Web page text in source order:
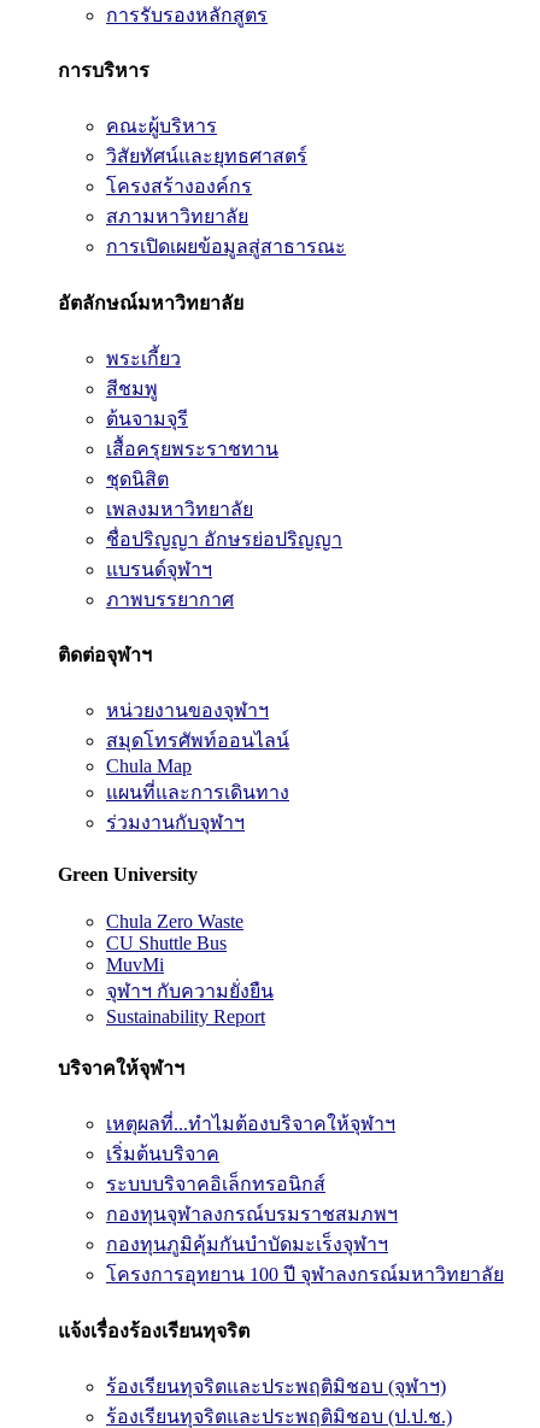
การรับรองหลักสูตร
การบริหาร
คณะผู้บริหาร
วิสัยทัศน์และยุทธศาสตร์
โครงสร้างองค์กร
สภามหาวิทยาลัย
การเปิดเผยข้อมูลสู่สาธารณะ
อัตลักษณ์มหาวิทยาลัย
พระเกี้ยว
สีชมพู
ต้นจามจุรี
เสื้อครุยพระราชทาน
ชุดนิสิต
เพลงมหาวิทยาลัย
ชื่อปริญญา อักษรย่อปริญญา
แบรนด์จุฬาฯ
ภาพบรรยากาศ
ติดต่อจุฬาฯ
หน่วยงานของจุฬาฯ
สมุดโทรศัพท์ออนไลน์
Chula Map
แผนที่และการเดินทาง
ร่วมงานกับจุฬาฯ
Green University
Chula Zero Waste
CU Shuttle Bus
MuvMi
จุฬาฯ กับความยั่งยืน
Sustainability Report
บริจาคให้จุฬาฯ
เหตุผลที่...ทำไมต้องบริจาคให้จุฬาฯ
เริ่มต้นบริจาค
ระบบบริจาคอิเล็กทรอนิกส์
กองทุนจุฬาลงกรณ์บรมราชสมภพฯ
กองทุนภูมิคุ้มกันบำบัดมะเร็งจุฬาฯ
โครงการอุทยาน 100 ปี จุฬาลงกรณ์มหาวิทยาลัย
แจ้งเรื่องร้องเรียนทุจริต
ร้องเรียนทุจริตและประพฤติมิชอบ (จุฬาฯ)
ร้องเรียนทุจริตและประพฤติมิชอบ (ป.ป.ช.)